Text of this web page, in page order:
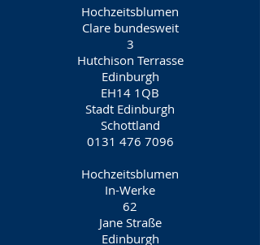
Hochzeitsblumen
Clare bundesweit
3
Hutchison Terrasse
Edinburgh
EH14 1QB
Stadt Edinburgh
Schottland
0131 476 7096
Hochzeitsblumen
In-Werke
62
Jane Straße
Edinburgh